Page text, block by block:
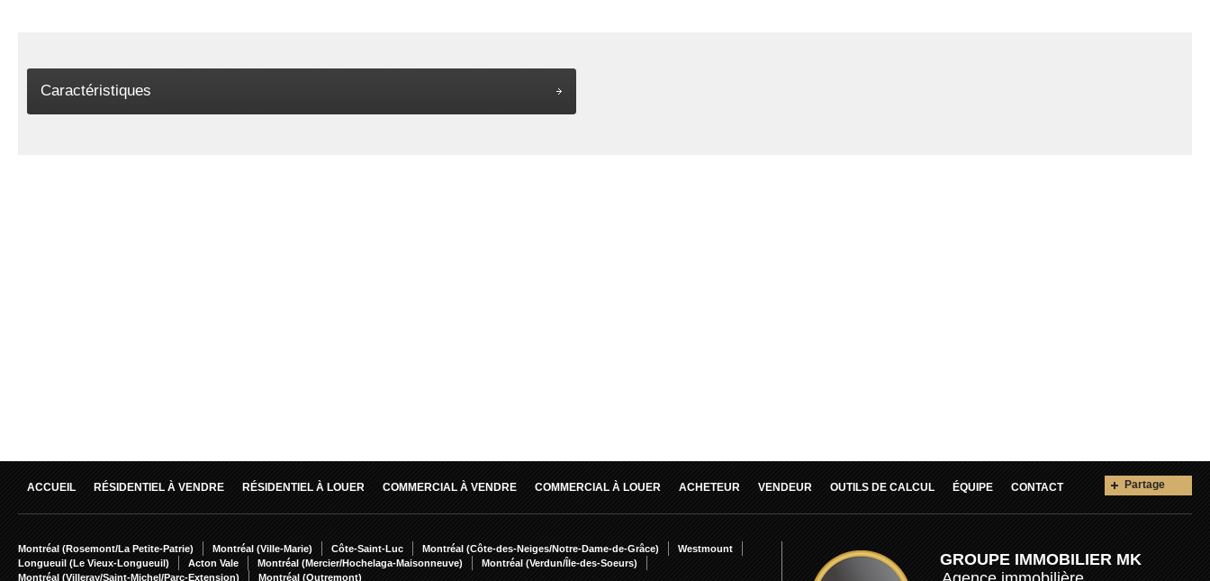
Caractéristiques
ACCUEIL RÉSIDENTIEL À VENDRE RÉSIDENTIEL À LOUER COMMERCIAL À VENDRE COMMERCIAL À LOUER ACHETEUR VENDEUR OUTILS DE CALCUL ÉQUIPE CONTACT Partage
Montréal (Rosemont/La Petite-Patrie) Montréal (Ville-Marie) Côte-Saint-Luc Montréal (Côte-des-Neiges/Notre-Dame-de-Grâce)
Westmount
Longueuil (Le Vieux-Longueuil)
Acton Vale Montréal (Mercier/Hochelaga-Maisonneuve)
Montréal (Verdun/Île-des-Soeurs)
Montréal (Villeray/Saint-Michel/Parc-Extension)
Montréal (Outremont)
GROUPE IMMOBILIER MK